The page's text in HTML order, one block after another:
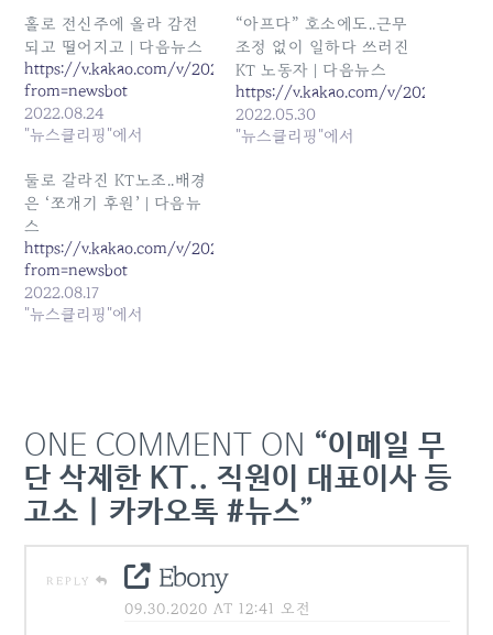
홀로 전신주에 올라 감전
되고 떨어지고 | 다음뉴스
https://v.kakao.com/v/20220824094003548?
from=newsbot
2022.08.24
"뉴스클리핑"에서
“아프다” 호소에도..근무
조정 없이 일하다 쓰러진
KT 노동자 | 다음뉴스
https://v.kakao.com/v/
2022.05.30
"뉴스클리핑"에서
둘로 갈라진 KT노조..배경
은 ‘쪼개기 후원’ | 다음뉴
스
https://v.kakao.com/v/20220817180904427?
from=newsbot
2022.08.17
"뉴스클리핑"에서
ONE COMMENT ON “이메일 무
단 삭제한 KT.. 직원이 대표이사 등
고소 | 카카오톡 #뉴스”
REPLY Ebony
09.30.2020 AT 12:41 오전